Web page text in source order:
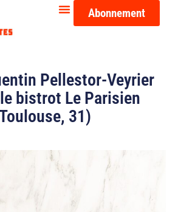
Abonnement
Pellestor-Veyrier
bistrot Le Parisien
31)